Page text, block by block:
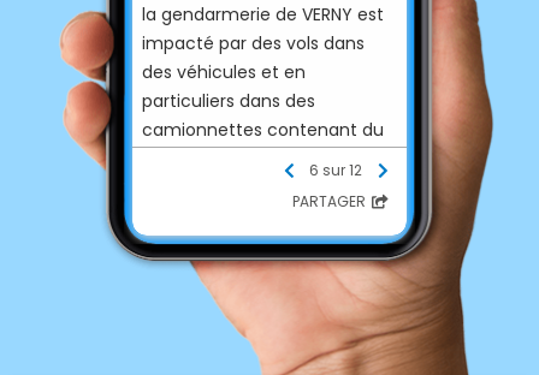
la gendarmerie de VERNY est
impacté par des vols dans
des véhicules et en
particuliers dans des
camionnettes contenant du
matériel de chantier. Les
MECLEUVES ont été touchées
au cours des deux dernières
semaines.
Tout élément intéressant
l'enquête ou permettant
6 sur 12
PARTAGER